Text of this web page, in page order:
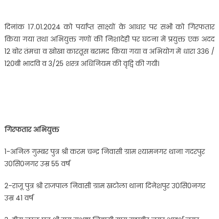
दिनांक 17.01.2024 को पर्याप्त साक्ष्यों के आधार पर सभी को गिरफतार
किया गया तथा अभियुक्त गणों की निशादेही पर घटना में प्रयुक्त एक अदद
12 बोर तंमचा व खोखा कारतूस बरामद किया गया व अभियोग में धारा 336 /
120बी भादवि व 3/25 शस्त्र अधिनियम की वृद्वि की गयी।
गिरफतार अभियुक्त
1-अनिल गुम्बर पुत्र श्री करम चन्द्र निवासी ग्राम श्यामनगर थाना गदरपुर
उ0सि0नगर उम्र 55 वर्ष
2-राजू पुत्र श्री राजपाल निवासी ग्राम खटोला थाना दिनेशपुर उ0सि0नगर
उम्र 41 वर्ष